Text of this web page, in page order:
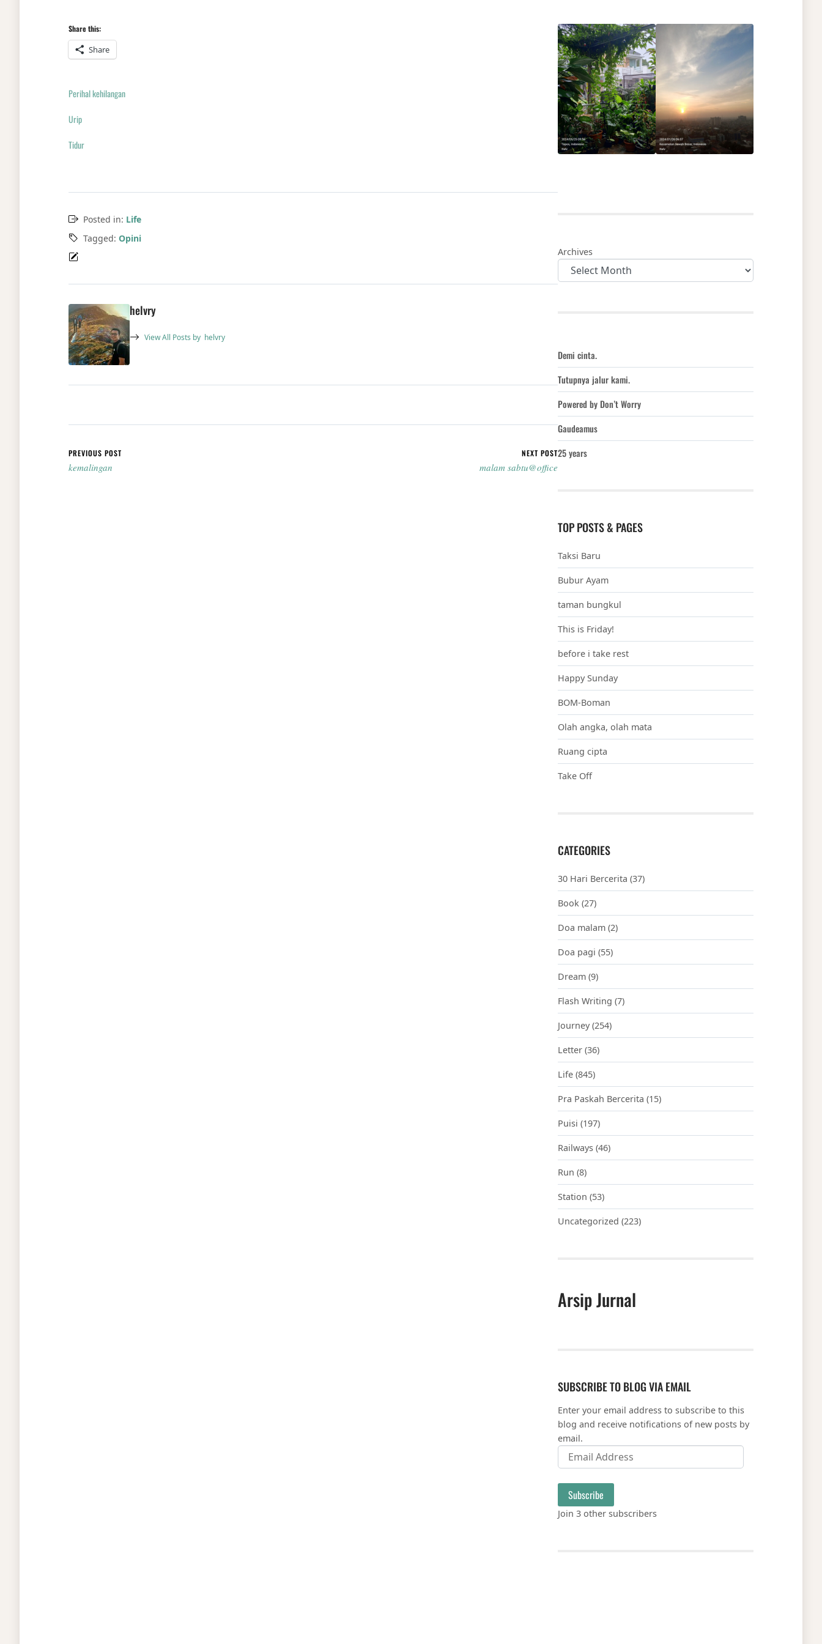
Share this:
Share
Perihal kehilangan
Urip
Tidur
Posted in: Life
Tagged: Opini
helvry
View All Posts by helvry
Post navigation
PREVIOUS POST
kemalingan
NEXT POST
malam sabtu@office
Archives
Demi cinta.
Tutupnya jalur kami.
Powered by Don’t Worry
Gaudeamus
25 years
TOP POSTS & PAGES
Taksi Baru
Bubur Ayam
taman bungkul
This is Friday!
before i take rest
Happy Sunday
BOM-Boman
Olah angka, olah mata
Ruang cipta
Take Off
CATEGORIES
30 Hari Bercerita (37)
Book (27)
Doa malam (2)
Doa pagi (55)
Dream (9)
Flash Writing (7)
Journey(254)
Letter (36)
Life (845)
Pra Paskah Bercerita (15)
Puisi (197)
Railways (46)
Run (8)
Station (53)
Uncategorized (223)
Arsip Jurnal
SUBSCRIBE TO BLOG VIA EMAIL
Enter your email address to subscribe to this
blog and receive notifications of new posts by
email.
Email Address
Subscribe
Join 3 other subscribers